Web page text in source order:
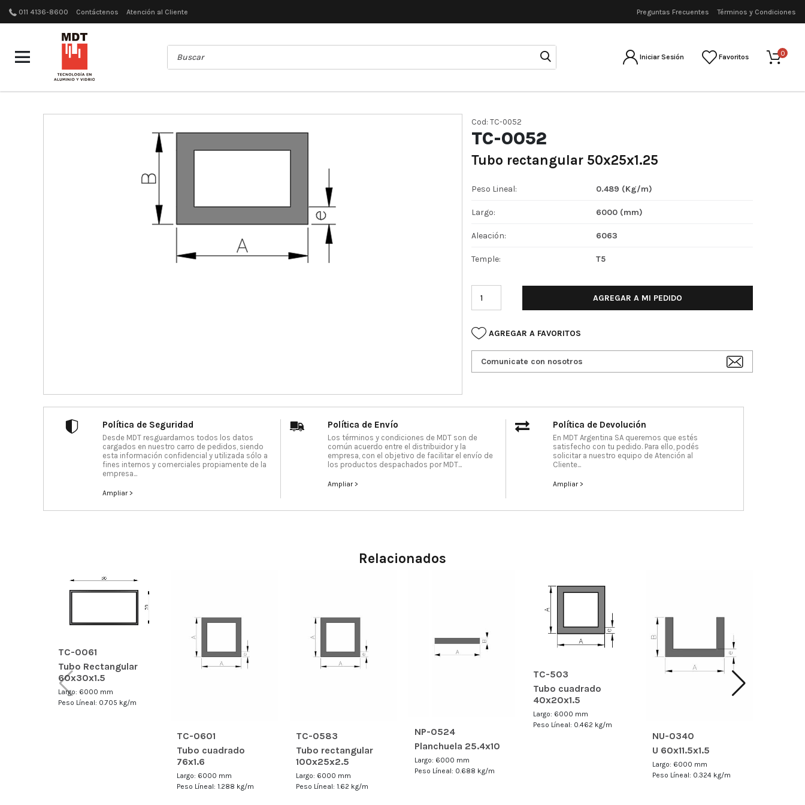
011 4136-8600 Contáctenos Atención al Cliente Preguntas Frecuentes Términos y Condiciones
Iniciar Sesión Favoritos 0
Cod: TC-0052
TC-0052
Tubo rectangular 50x25x1.25
Peso Lineal: 0.489 (Kg/m)
Largo: 6000 (mm)
Aleación: 6063
Temple: T5
AGREGAR A MI PEDIDO
AGREGAR A FAVORITOS
Comunicate con nosotros
Política de Seguridad
Desde MDT resguardamos todos los datos
cargados en nuestro carro de pedidos, siendo
esta información confidencial y utilizada sólo a
fines internos y comerciales propiamente de la
empresa...
Ampliar >
Política de Envío
Los términos y condiciones de MDT son de
común acuerdo entre el distribuidor y la
empresa, con el objetivo de facilitar el envío de
los productos despachados por MDT...
Ampliar >
Política de Devolución
En MDT Argentina SA queremos que estés
satisfecho con tu pedido. Para ello, podés
solicitar a nuestro equipo de Atención al
Cliente...
Ampliar >
Relacionados
TC-0061
Tubo Rectangular
60x30x1.5
Largo: 6000 mm
Peso Líneal: 0.705 kg/m
TC-0601
Tubo cuadrado
76x1.6
Largo: 6000 mm
Peso Líneal: 1.288 kg/m
TC-0583
Tubo rectangular
100x25x2.5
Largo: 6000 mm
Peso Líneal: 1.62 kg/m
NP-0524
Planchuela 25.4x10
Largo: 6000 mm
Peso Líneal: 0.688 kg/m
TC-503
Tubo cuadrado
40x20x1.5
Largo: 6000 mm
Peso Líneal: 0.462 kg/m
NU-0340
U 60x11.5x1.5
Largo: 6000 mm
Peso Líneal: 0.324 kg/m